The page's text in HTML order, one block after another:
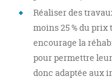
Réaliser des
moins 25 % du
encourage la
pour permettre
donc adaptée aux